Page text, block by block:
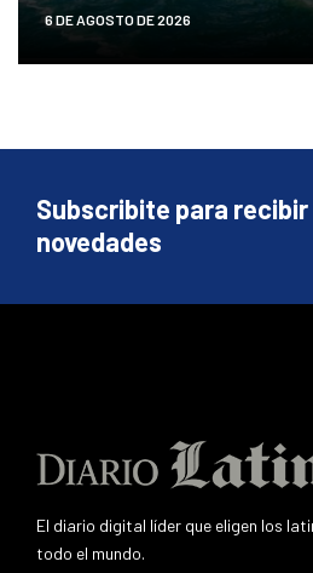
6 DE AGOSTO DE 2026
Subscribite para
novedades
El diario digital líder que eligen los
todo el mundo.